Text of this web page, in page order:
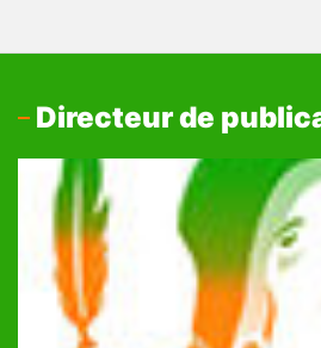
Directeur de